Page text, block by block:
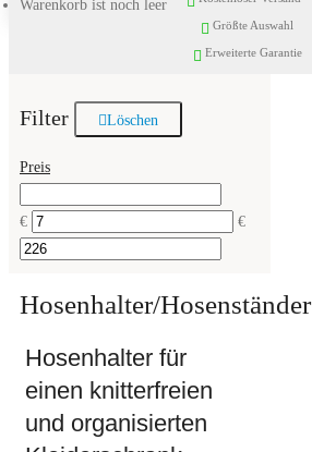
Warenkorb ist noch leer
Größte Auswahl
Erweiterte Garantie
Filter Löschen
Preis
€ €
Hosenhalter/Hosenständer
Hosenhalter für
einen knitterfreien
und organisierten